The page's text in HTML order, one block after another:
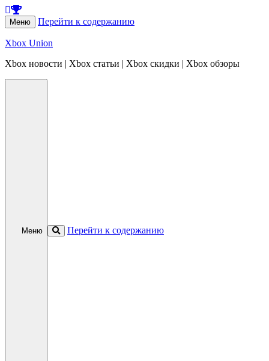
Меню Перейти к содержанию
Xbox Union
Xbox новости | Xbox статьи | Xbox скидки | Xbox обзоры
Меню Перейти к содержанию